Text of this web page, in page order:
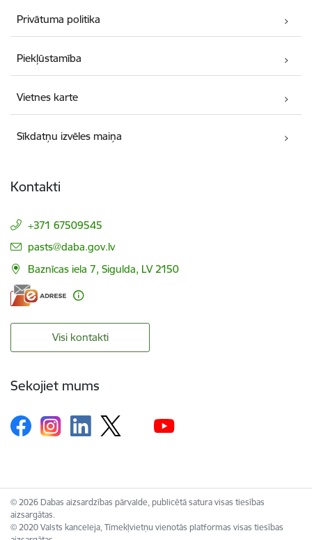
Privātuma politika
Piekļūstamība
Vietnes karte
Sīkdatņu izvēles maiņa
Kontakti
+371 67509545
E-pasts:
pasts@daba.gov.lv
Baznīcas iela 7, Sigulda, LV 2150
Visi kontakti
Sekojiet mums
© 2026 Dabas aizsardzības pārvalde, publicētā satura visas tiesības
aizsargātas.
© 2020 Valsts kanceleja, Tīmekļvietņu vienotās platformas visas tiesības